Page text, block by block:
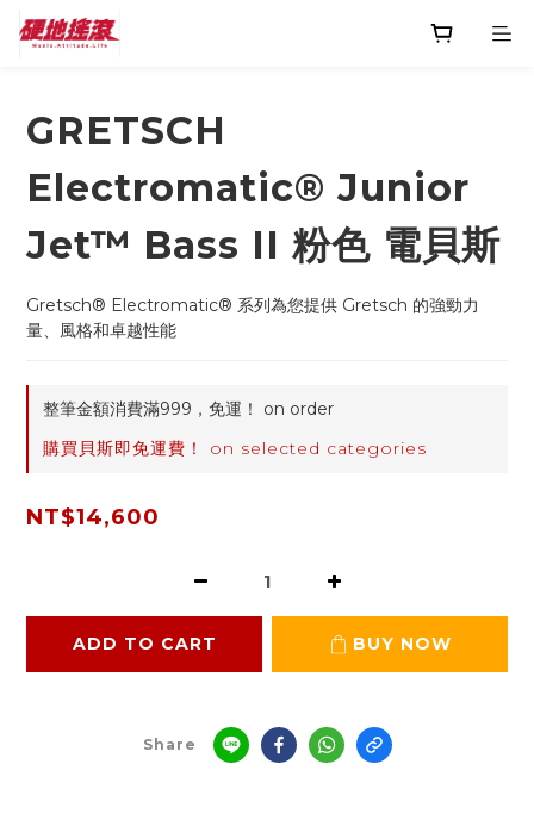
GRETSCH
Electromatic® Junior
Jet™ Bass II 粉色 電貝斯
Gretsch® Electromatic® 系列為您提供 Gretsch 的強勁力
量、風格和卓越性能
整筆金額消費滿999，免運！ on order
購買貝斯即免運費！ on selected categories
NT$14,600
ADD TO CART BUY NOW
Share